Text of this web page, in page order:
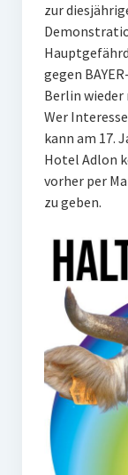
zur
gegen
Berlin wieder
Wer
kann am 17.
Hotel Adlon
vorher per
zu geben.